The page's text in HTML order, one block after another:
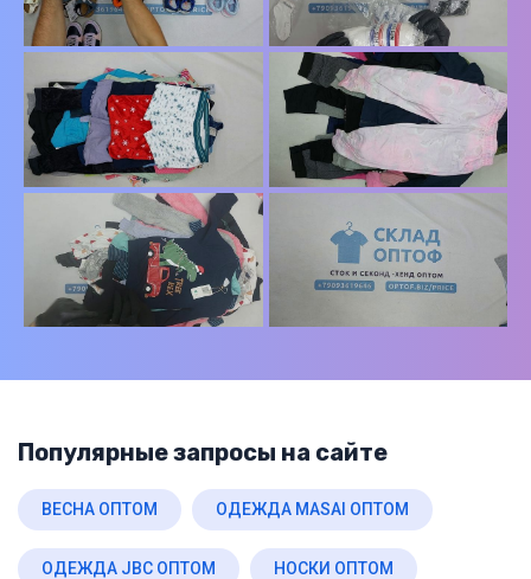
Популярные запросы на сайте
ВЕСНА ОПТОМ ОДЕЖДА MASAI ОПТОМ
ОДЕЖДА JBC ОПТОМ НОСКИ ОПТОМ